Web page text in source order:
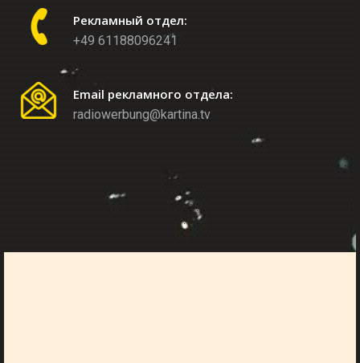
Рекламный отдел:
+49 61188096241
Email рекламного отдела:
radiowerbung@kartina.tv